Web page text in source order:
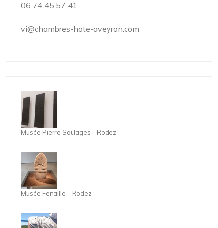
06 74 45 57 41
vi@chambres-hote-aveyron.com
Musée Pierre Soulages – Rodez
Musée Fenaille – Rodez